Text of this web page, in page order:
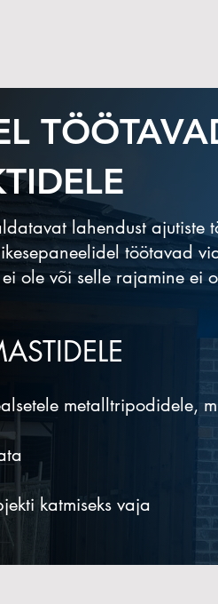
lahendust ajutiste
töötavad
ole või selle rajamine ei
metalltripodidele,
katmiseks vaja